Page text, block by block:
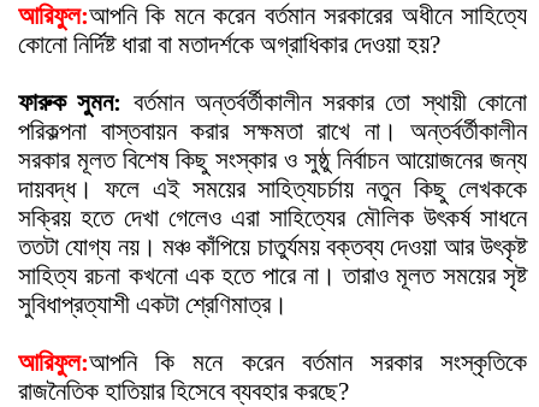
আরিফুল:আপনি কি মনে করেন বর্তমান সরকারের অধীনে সাহিত্যে
কোনো নির্দিষ্ট ধারা বা মতাদর্শকে অগ্রাধিকার দেওয়া হয়?
ফারুক সুমন: বর্তমান অন্তর্বর্তীকালীন সরকার তো স্থায়ী কোনো
পরিকল্পনা বাস্তবায়ন করার সক্ষমতা রাখে না। অন্তর্বর্তীকালীন
সরকার মূলত বিশেষ কিছু সংস্কার ও সুষ্ঠু নির্বাচন আয়োজনের জন্য
দায়বদ্ধ। ফলে এই সময়ের সাহিত্যচর্চায় নতুন কিছু লেখককে
সক্রিয় হতে দেখা গেলেও এরা সাহিত্যের মৌলিক উৎকর্ষ সাধনে
ততটা যোগ্য নয়। মঞ্চ কাঁপিয়ে চাতুর্যময় বক্তব্য দেওয়া আর উৎকৃষ্ট
সাহিত্য রচনা কখনো এক হতে পারে না। তারাও মূলত সময়ের সৃষ্ট
সুবিধাপ্রত্যাশী একটা শ্রেণিমাত্র।
আরিফুল:আপনি কি মনে করেন বর্তমান সরকার সংস্কৃতিকে
রাজনৈতিক হাতিয়ার হিসেবে ব্যবহার করছে?